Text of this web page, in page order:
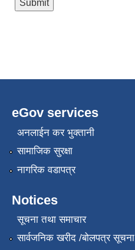
eGov services
अनलाईन कर भुक्तानी
सामाजिक सुरक्षा
नागरिक वडापत्र
Notices
सूचना तथा समाचार
सार्वजनिक खरीद /बोलपत्र सूचना